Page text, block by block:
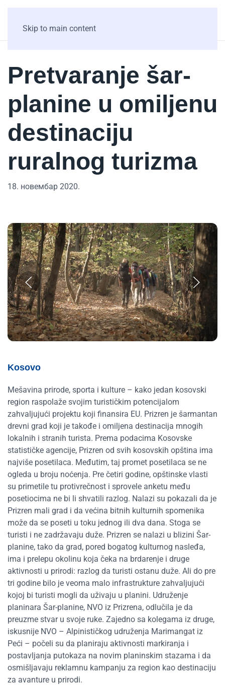
Skip to main content
Pretvaranje šar-
planine u omiljenu
destinaciju
ruralnog turizma
18. новембар 2020.
Kosovo
Mešavina prirode, sporta i kulture – kako jedan kosovski
region raspolaže svojim turističkim potencijalom
zahvaljujući projektu koji finansira EU. Prizren je šarmantan
drevni grad koji je takođe i omiljena destinacija mnogih
lokalnih i stranih turista. Prema podacima Kosovske
statističke agencije, Prizren od svih kosovskih opština ima
najviše posetilaca. Međutim, taj promet posetilaca se ne
ogleda u broju noćenja. Pre četiri godine, opštinske vlasti
su primetile tu protivrečnost i sprovele anketu među
posetiocima ne bi li shvatili razlog. Nalazi su pokazali da je
Prizren mali grad i da većina bitnih kulturnih spomenika
može da se poseti u toku jednog ili dva dana. Stoga se
turisti i ne zadržavaju duže. Prizren se nalazi u blizini Šar-
planine, tako da grad, pored bogatog kulturnog nasleđa,
ima i prelepu okolinu koja čeka na brdarenje i druge
aktivnosti u prirodi: razlog da turisti ostanu duže. Ali do pre
tri godine bilo je veoma malo infrastrukture zahvaljujući
kojoj bi turisti mogli da uživaju u planini. Udruženje
planinara Šar-planine, NVO iz Prizrena, odlučila je da
preuzme stvar u svoje ruke. Zajedno sa kolegama iz druge,
iskusnije NVO – Alpinističkog udruženja Marimangat iz
Peći – počeli su da planiraju aktivnosti markiranja i
postavljanja putokaza na novim planinskim stazama i da
osmišljavaju reklamnu kampanju za region kao destinaciju
za avanture u prirodi.